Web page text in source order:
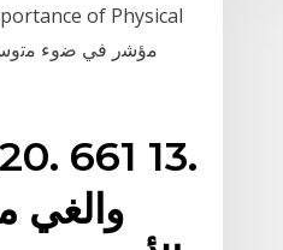
661 13.